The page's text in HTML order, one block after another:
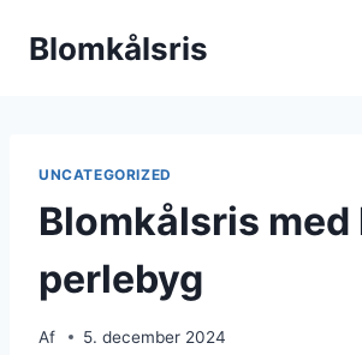
Blomkålsris
UNCATEGORIZED
Blomkålsris med
perlebyg
Af 5. december 2024